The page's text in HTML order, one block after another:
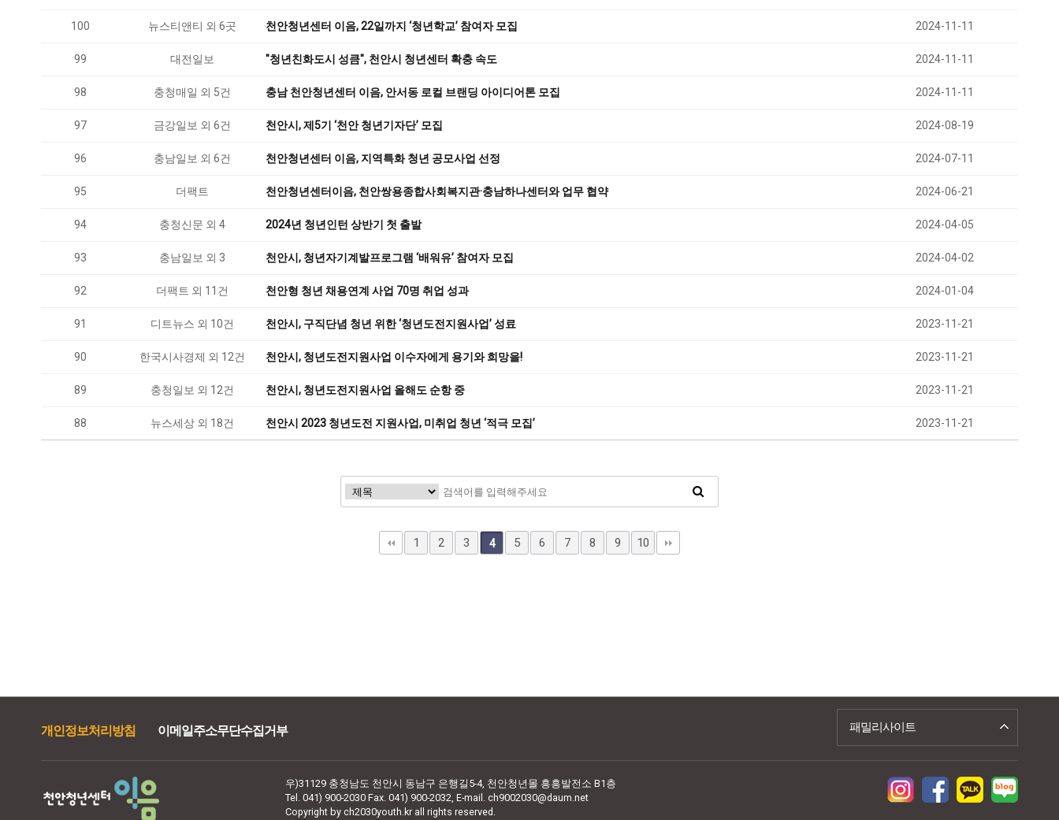
100 뉴스티앤티 외 6곳 천안청년센터 이음, 22일까지 ‘청년학교’ 참여자 모집 2024-11-11
99 대전일보 "청년친화도시 성큼", 천안시 청년센터 확충 속도 2024-11-11
98 충청매일 외 5건 충남 천안청년센터 이음, 안서동 로컬 브랜딩 아이디어톤 모집 2024-11-11
97 금강일보 외 6건 천안시, 제5기 ‘천안 청년기자단’ 모집 2024-08-19
96 충남일보 외 6건 천안청년센터 이음, 지역특화 청년 공모사업 선정 2024-07-11
95 더팩트 천안청년센터이음, 천안쌍용종합사회복지관·충남하나센터와 업무 협약 2024-06-21
94 충청신문 외 4 2024년 청년인턴 상반기 첫 출발 2024-04-05
93 충남일보 외 3 천안시, 청년자기계발프로그램 ‘배워유’ 참여자 모집 2024-04-02
92 더팩트 외 11건 천안형 청년 채용연계 사업 70명 취업 성과 2024-01-04
91 디트뉴스 외 10건 천안시, 구직단념 청년 위한 ‘청년도전지원사업’ 성료 2023-11-21
90 한국시사경제 외 12건 천안시, 청년도전지원사업 이수자에게 용기와 희망을! 2023-11-21
89 충청일보 외 12건 천안시, 청년도전지원사업 올해도 순항 중 2023-11-21
88 뉴스세상 외 18건 천안시 2023 청년도전 지원사업, 미취업 청년 ‘적극 모집’ 2023-11-21
1 2 3 4 5 6 7 8 9 10
개인정보처리방침 이메일주소무단수집거부 패밀리사이트
우)31129 충청남도 천안시 동남구 은행길5-4, 천안청년몰 흥흥발전소 B1층
Tel. 041) 900-2030 Fax. 041) 900-2032, E-mail. ch9002030@daum.net
Copyright by ch2030youth.kr all rights reserved.